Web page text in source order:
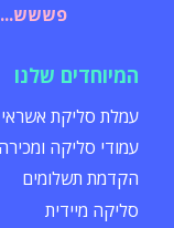
פששש...
המיוחדים שלנו
עמלת סליקת אשראי – החל
עמודי סליקה ומכירה
הקדמת תשלומים
סליקה מיידית